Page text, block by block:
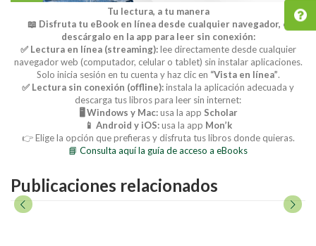
Tu lectura, a tu manera
📖 Disfruta tu eBook en línea desde cualquier navegador, o
descárgalo en la app para leer sin conexión:
✅ Lectura en línea (streaming):lee directamente desde cualquier
navegador web (computador, celular o tablet) sin instalar aplicaciones.
Solo inicia sesión en tu cuenta y haz clic en “Vista en línea”.
✅ Lectura sin conexión (offline):instala la aplicación adecuada y
descarga tus libros para leer sin internet:
🖥️ Windows y Mac:usa la app Scholar
📱 Android y iOS:usa la app Mon’k
👉 Elige la opción que prefieras y disfruta tus libros donde quieras.
📘 Consulta aquí la guía de acceso a eBooks
Publicaciones relacionados